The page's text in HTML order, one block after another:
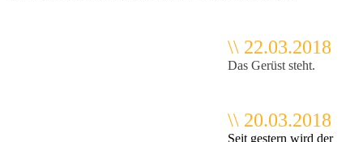
\\ 22.03.2018
Das Gerüst steht.
\\ 20.03.2018
Seit gestern wird der